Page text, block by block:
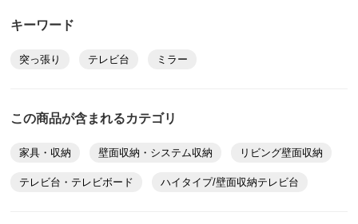
キーワード
突っ張り テレビ台 ミラー
この商品が含まれるカテゴリ
家具・収納 壁面収納・システム収納 リビング壁面収納
テレビ台・テレビボード ハイタイプ/壁面収納テレビ台